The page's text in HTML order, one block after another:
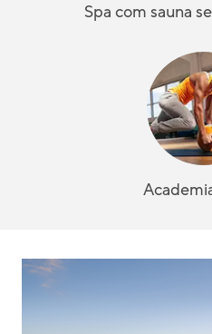
Spa com sauna